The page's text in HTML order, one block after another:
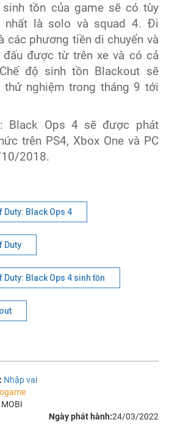
tồn của game sẽ có tùy
nhất là solo và squad 4. Đi
các phương tiền di chuyển và
đấu được từ trên xe và có cả
độ sinh tồn Blackout sẽ
nghiệm trong tháng 9 tới
Black Ops 4 sẽ được phát
trên PS4, Xbox One và PC
2018.
Duty: Black Ops 4
Duty
Duty: Black Ops 4 sinh tồn
Nhập vai
MOBI
Ngày phát hành:24/03/2022